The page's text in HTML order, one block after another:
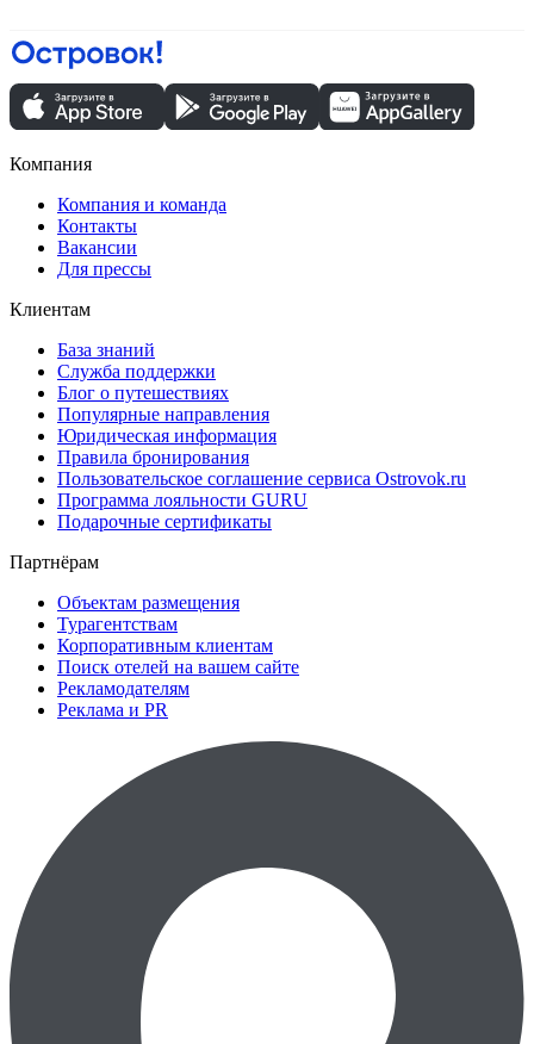
Компания
Компания и команда
Контакты
Вакансии
Для прессы
Клиентам
База знаний
Служба поддержки
Блог о путешествиях
Популярные направления
Юридическая информация
Правила бронирования
Пользовательское соглашение сервиса Ostrovok.ru
Программа лояльности GURU
Подарочные сертификаты
Партнёрам
Объектам размещения
Турагентствам
Корпоративным клиентам
Поиск отелей на вашем сайте
Рекламодателям
Реклама и PR